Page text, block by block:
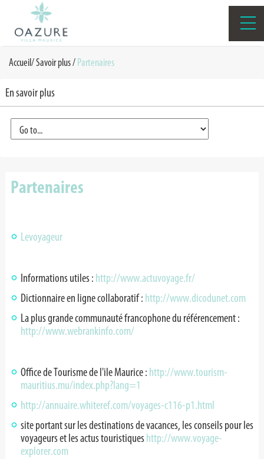
Accueil/Savoir plus /Partenaires
En savoir plus
Partenaires
Levoyageur
Informations utiles : http://www.actuvoyage.fr/
Dictionnaire en ligne collaboratif : http://www.dicodunet.com
La plus grande communauté francophone du référencement :
http://www.webrankinfo.com/
Office de Tourisme de l'ile Maurice : http://www.tourism-
mauritius.mu/index.php?lang=1
http://annuaire.whiteref.com/voyages-c116-p1.html
site portant sur les destinations de vacances, les conseils pour les
voyageurs et les actus touristiqueshttp://www.voyage-
explorer.com